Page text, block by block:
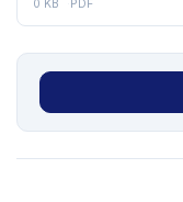
0 KB PDF